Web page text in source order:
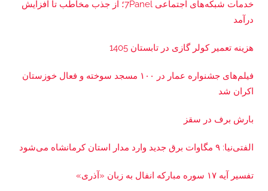
ا
ن
ک
ه
ا
خدمات شبکه‌های اجتماعی 7Panel؛ از جذب مخاطب تا افزایش
درآمد
هزینه تعمیر کولر گازی در تابستان 1405
فیلم‌های جشنواره عمار در ۱۰۰ مسجد سوخته و فعال خوزستان
اکران شد
بارش برف در سقز
الفتی‌نیا: ۹ مگاوات برق جدید وارد مدار استان کرمانشاه می‌شود
تفسیر آیه ۱۷ سوره مبارکه انفال به زبان «آذری»